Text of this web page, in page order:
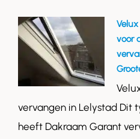
voor
vervangen in Lelystad Dit
heeft Dakraam Garant